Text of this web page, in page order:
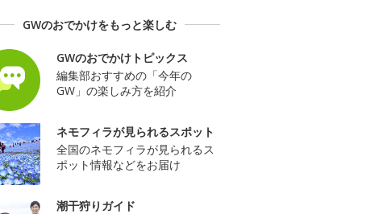
GWのおでかけをもっと楽しむ
GWのおでかけトピックス
編集部おすすめの「今年の
GW」の楽しみ方を紹介
ネモフィラが見られるスポット
全国のネモフィラが見られるス
ポット情報などをお届け
潮干狩りガイド